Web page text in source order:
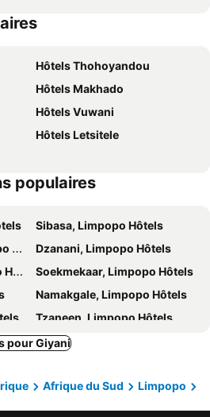
Hôtels Thohoyandou
Hôtels Makhado
Hôtels Vuwani
Hôtels Letsitele
populaires
Sibasa, Limpopo Hôtels
Dzanani, Limpopo Hôtels
Soekmekaar, Limpopo Hôtels
Namakgale, Limpopo Hôtels
Tzaneen, Limpopo Hôtels
Makhado, Limpopo Hôtels
Alldays, Limpopo Hôtels
Le Cap, Cap-Occidental Hôtels
pour Giyani
Afrique du Sud
Limpopo